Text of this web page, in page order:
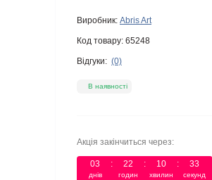
Виробник: Abris Art
Код товару: 65248
Відгуки: (0)
В наявності
Акція закінчиться через:
03
днів
22
годин
10
хвилин
33
секунд